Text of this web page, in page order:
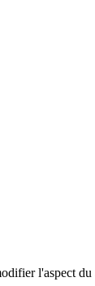
l'aspect